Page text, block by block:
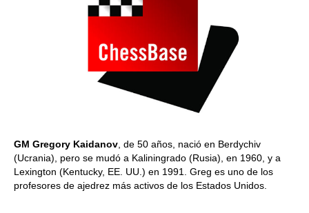
GM Gregory Kaidanov , de 50 años, nació en Berdychiv
(Ucrania), pero se mudó a Kaliningrado (Rusia), en 1960, y a
Lexington (Kentucky, EE. UU.) en 1991. Greg es uno de los
profesores de ajedrez más activos de los Estados Unidos.